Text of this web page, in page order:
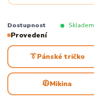
Dostupnost Skladem
Provedení
👔Pánské tričko
🧥Mikina